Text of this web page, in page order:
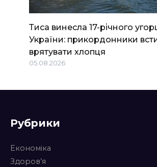
Тиса винесла 17-річного
України: прикордонники
врятувати хлопця
05.08.2026
Рубрики
Економіка
Здоров’я